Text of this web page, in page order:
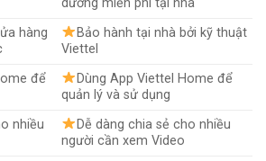
hàng
Bảo hành tại nhà bởi kỹ thuật
Viettel
để
Dùng App Viettel Home để
quản lý và sử dụng
nhiều
Dễ dàng chia sẻ cho nhiều
người cần xem Video